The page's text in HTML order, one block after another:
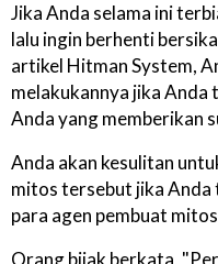
Jika Anda selama ini
lalu ingin berhenti
artikel Hitman System,
melakukannya jika
Anda yang memberikan
Anda akan kesulitan
mitos tersebut jika Anda
para agen pembuat